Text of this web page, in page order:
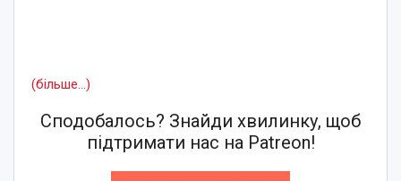
(більше…)
Сподобалось? Знайди хвилинку, щоб
підтримати нас на Patreon!